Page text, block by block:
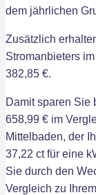
dem jährlichen
Zusätzlich
Stromanbieters
382,85 €.
Damit sparen Sie
658,99 € im
Mittelbaden, der
37,22 ct für eine
Sie durch den
Vergleich zu